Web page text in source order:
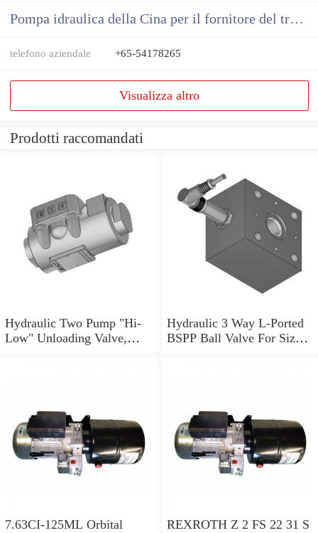
Pompa idraulica della Cina per il fornitore del trattore
telefono aziendale +65-54178265
Visualizza altro
Prodotti raccomandati
Hydraulic Two Pump "Hi-
Low" Unloading Valve,
Hydraulic 3 Way L-Ported
BSPP Ball Valve For Sizes
7.63CI-125ML Orbital
REXROTH Z 2 FS 22 31 S